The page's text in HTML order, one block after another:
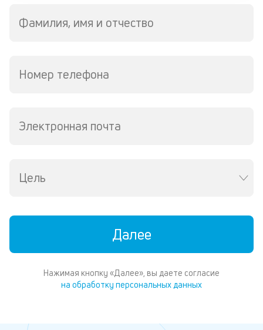
Фамилия, имя и отчество
Номер телефона
Электронная почта
Цель
Далее
Нажимая кнопку «Далее», вы даете согласие
на обработку персональных данных